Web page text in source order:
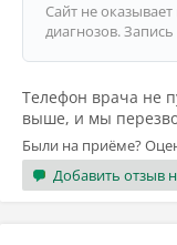
Сайт не
диагнозов.
Телефон врача не
выше, и мы
Были на приёме?
Добавить отзыв